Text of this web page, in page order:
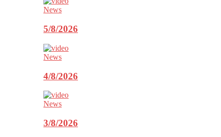
News
5/8/2026
News
4/8/2026
News
3/8/2026